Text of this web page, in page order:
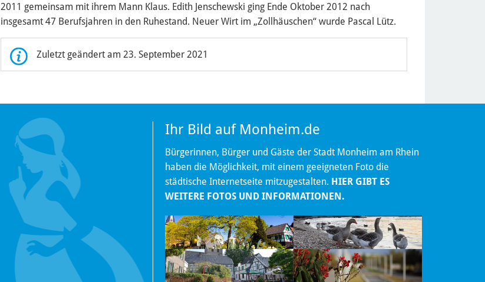
2011 gemeinsam mit ihrem Mann Klaus. Edith Jenschewski ging Ende Oktober 2012 nach
insgesamt 47 Berufsjahren in den Ruhestand. Neuer Wirt im „Zollhäuschen“ wurde Pascal Lütz.
Zuletzt geändert am 23. September 2021
Ihr Bild auf Monheim.de
Bürgerinnen, Bürger und Gäste der Stadt Monheim am Rhein
haben die Möglichkeit, mit einem geeigneten Foto die
städtische Internetseite mitzugestalten. HIER GIBT ES
WEITERE FOTOS UND INFORMATIONEN.